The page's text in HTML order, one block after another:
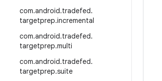
com.android.tradefed.
targetprep.incremental
com.android.tradefed.
targetprep.multi
com.android.tradefed.
targetprep.suite